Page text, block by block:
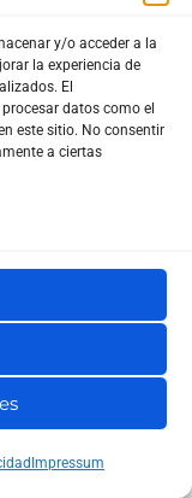
y/o acceder a la
la experiencia de
El
datos como el
este sitio. No consentir
a ciertas
Impressum
del negocio.
premium y
VPS premium
más
crece,
que lo más
dedicado.